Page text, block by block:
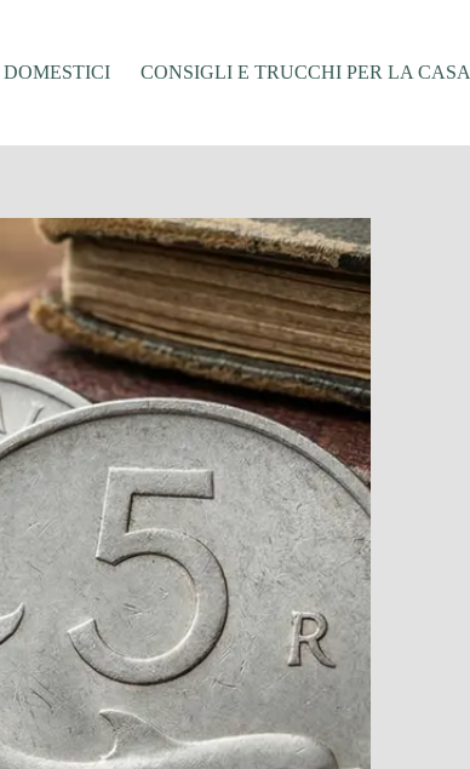
CONSIGLI E TRUCCHI PER LA CASA